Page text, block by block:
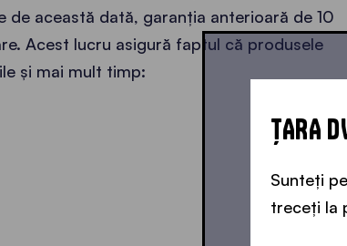
de această dată, garanția anterioară de 10
Acest lucru asigură faptul că produsele
și mai mult timp:
ȚARA
Sunteți
treceți la